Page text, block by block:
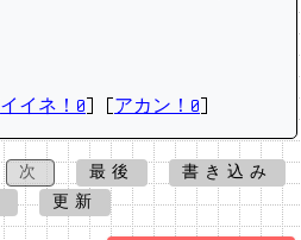
イイネ！0 アカン！0
次 最後
書き込み
更新